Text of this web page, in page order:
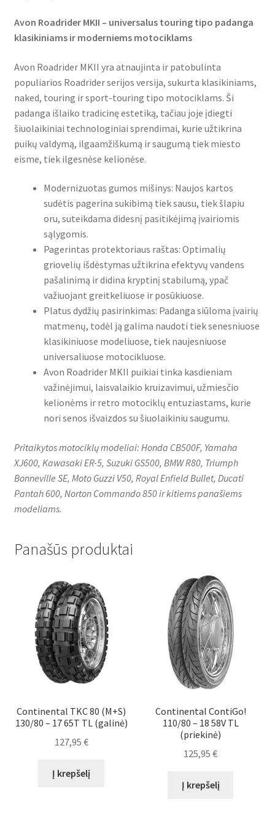
Avon Roadrider MKII – universalus touring tipo padanga
klasikiniams ir moderniems motociklams
Avon Roadrider MKII yra atnaujinta ir patobulinta
populiarios Roadrider serijos versija, sukurta klasikiniams,
naked, touring ir sport-touring tipo motociklams. Ši
padanga išlaiko tradicinę estetiką, tačiau joje įdiegti
šiuolaikiniai technologiniai sprendimai, kurie užtikrina
puikų valdymą, ilgaamžiškumą ir saugumą tiek miesto
eisme, tiek ilgesnėse kelionėse.
Modernizuotas gumos mišinys: Naujos kartos
sudėtis pagerina sukibimą tiek sausu, tiek šlapiu
oru, suteikdama didesnį pasitikėjimą įvairiomis
sąlygomis.
Pagerintas protektoriaus raštas: Optimalių
griovelių išdėstymas užtikrina efektyvų vandens
pašalinimą ir didina kryptinį stabilumą, ypač
važiuojant greitkeliuose ir posūkiuose.
Platus dydžių pasirinkimas: Padanga siūloma įvairių
matmenų, todėl ją galima naudoti tiek senesniuose
klasikiniuose modeliuose, tiek naujesniuose
universaliuose motocikluose.
Avon Roadrider MKII puikiai tinka kasdieniam
važinėjimui, laisvalaikio kruizavimui, užmiesčio
kelionėms ir retro motociklų entuziastams, kurie
nori senos išvaizdos su šiuolaikiniu saugumu.
Pritaikytos motociklų modeliai: Honda CB500F, Yamaha
XJ600, Kawasaki ER-5, Suzuki GS500, BMW R80, Triumph
Bonneville SE, Moto Guzzi V50, Royal Enfield Bullet, Ducati
Pantah 600, Norton Commando 850 ir kitiems panašiems
modeliams.
Panašūs produktai
Continental TKC 80 (M+S)
130/80 – 17 65T TL (galinė)
127,95 €
Į krepšelį
Continental ContiGo!
110/80 – 18 58V TL
(priekinė)
125,95€
Į krepšelį